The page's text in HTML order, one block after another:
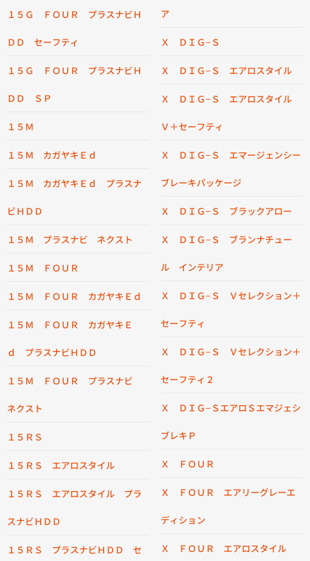
１５Ｇ ＦＯＵＲ プラスナビＨ
ＤＤ セーフティ
１５Ｇ ＦＯＵＲ プラスナビＨ
ＤＤ ＳＰ
１５Ｍ
１５Ｍ カガヤキＥｄ
１５Ｍ カガヤキＥｄ プラスナ
ビＨＤＤ
１５Ｍ プラスナビ ネクスト
１５Ｍ ＦＯＵＲ
１５Ｍ ＦＯＵＲ カガヤキＥｄ
１５Ｍ ＦＯＵＲ カガヤキＥ
ｄ プラスナビＨＤＤ
１５Ｍ ＦＯＵＲ プラスナビ
ネクスト
１５ＲＳ
１５ＲＳ エアロスタイル
１５ＲＳ エアロスタイル プラ
スナビＨＤＤ
１５ＲＳ プラスナビＨＤＤ セ
ア
Ｘ ＤＩＧ−Ｓ
Ｘ ＤＩＧ−Ｓ エアロスタイル
Ｘ ＤＩＧ−Ｓ エアロスタイル
Ｖ＋セーフティ
Ｘ ＤＩＧ−Ｓ エマージェンシー
ブレーキパッケージ
Ｘ ＤＩＧ−Ｓ ブラックアロー
Ｘ ＤＩＧ−Ｓ ブランナチュー
ル インテリア
Ｘ ＤＩＧ−Ｓ Ｖセレクション＋
セーフティ
Ｘ ＤＩＧ−Ｓ Ｖセレクション＋
セーフティ２
Ｘ ＤＩＧ−ＳエアロＳエマジェシ
ブレキＰ
Ｘ ＦＯＵＲ
Ｘ ＦＯＵＲ エアリーグレーエ
ディション
Ｘ ＦＯＵＲ エアロスタイル